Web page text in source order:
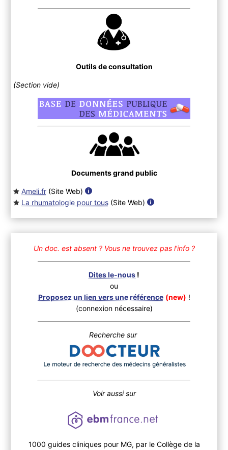
Outils de consultation
(Section vide)
Documents grand public
Ameli.fr(Site Web)
La rhumatologie pour tous(Site Web)
Un doc. est absent ? Vous ne trouvez pas l’info ?
Dites le-nous !
ou
Proposez un lien vers une référence (new) !
(connexion nécessaire)
Recherche sur
Voir aussi sur
1000 guides cliniques pour MG, par le Collège de la